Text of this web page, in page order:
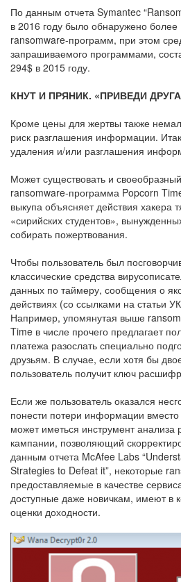
По данным отчета Symantec
в 2016 году было обнаружено
ransomware-программ, при этом
запрашиваемого программами,
294$ в 2015 году.
КНУТ И ПРЯНИК. «ПРИВЕДИ
Кроме цены для жертвы также
риск разглашения информации.
удаления и/или разглашения
Может существовать и
ransomware-программа Popcorn
выкупа объясняет действия
«сирийских студентов»,
собирать пожертвования.
Чтобы пользователь был
классические средства
данных по таймеру, сообщения о
действиях (со ссылками на статьи
Например, упомянутая выше
Time в числе прочего предлагает
платежа разослать специально
друзьям. В случае, если хотя бы
пользователь получит ключ
Если же пользователь оказался
понести потери информации вместо
может иметься инструмент анализа
кампании, позволяющий
данным отчета McAfee Labs
Strategies to Defeat it”, некоторые
предоставляемые в качестве
доступные даже новичкам, имеют в
оценки доходности.